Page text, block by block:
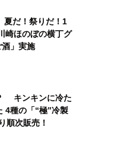
だ！祭りだ！1
崎ほのぼの横丁グ
」実施
キンキンに冷た
4種の「“極”冷製
順次販売！